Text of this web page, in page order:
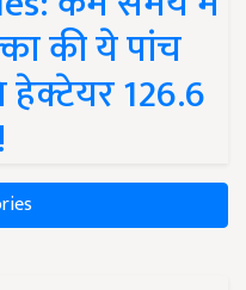
की ये पांच
हेक्टेयर 126.6